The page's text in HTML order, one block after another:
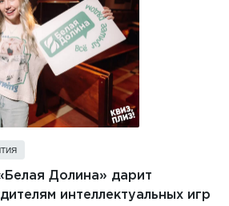
Долина» дарит
интеллектуальных игр